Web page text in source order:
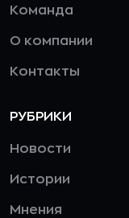
Команда
О компании
Контакты
РУБРИКИ
Новости
Истории
Мнения